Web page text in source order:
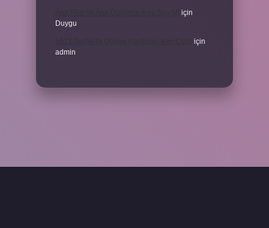
için
Duygu
için
admin